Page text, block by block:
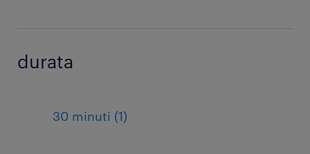
durata
30 minuti (1)